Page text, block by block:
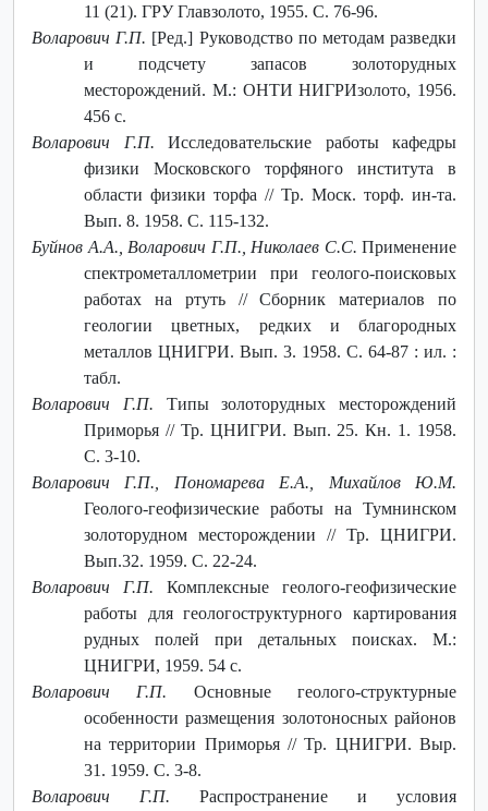
11 (21). ГРУ Главзолото, 1955. С. 76-96.
Воларович Г.П. [Ред.] Руководство по методам разведки
и подсчету запасов золоторудных
месторождений. М.: ОНТИ НИГРИзолото, 1956.
456 с.
Воларович Г.П. Исследовательские работы кафедры
физики Московского торфяного института в
области физики торфа // Тр. Моск. торф. ин-та.
Вып. 8. 1958. С. 115-132.
Буйнов А.А., Воларович Г.П., Николаев С.С. Применение
спектрометаллометрии при геолого-поисковых
работах на ртуть // Сборник материалов по
геологии цветных, редких и благородных
металлов ЦНИГРИ. Вып. 3. 1958. С. 64-87 : ил. :
табл.
Воларович Г.П. Типы золоторудных месторождений
Приморья // Тр. ЦНИГРИ. Вып. 25. Кн. 1. 1958.
С. 3-10.
Воларович Г.П., Пономарева Е.А., Михайлов Ю.М.
Геолого-геофизические работы на Тумнинском
золоторудном месторождении // Тр. ЦНИГРИ.
Вып.32. 1959. С. 22-24.
Воларович Г.П. Комплексные геолого-геофизические
работы для геологоструктурного картирования
рудных полей при детальных поисках. М.:
ЦНИГРИ, 1959. 54 с.
Воларович Г.П. Основные геолого-структурные
особенности размещения золотоносных районов
на территории Приморья // Тр. ЦНИГРИ. Выр.
31. 1959. С. 3-8.
Воларович Г.П. Распространение и условия